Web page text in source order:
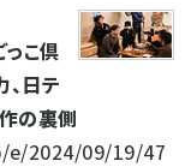
こ倶
、日テ
の裏側
2024/09/19/47